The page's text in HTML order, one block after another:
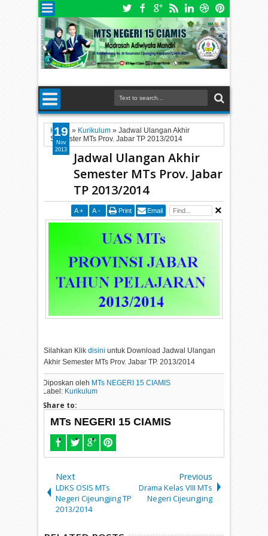
Home » Kurikulum »Jadwal Ulangan Akhir
Semester MTs Prov. Jabar TP 2013/2014
Jadwal Ulangan Akhir
Semester MTs Prov. Jabar
TP 2013/2014
A + A - Print Email
Silahkan Klikdisini untuk Download Jadwal Ulangan
Akhir Semester MTs Prov. Jabar TP. 2013/2014
19
Nov
2013
Diposkan oleh MTs NEGERI 15 CIAMIS
Label: Kurikulum
Share to:
MTs NEGERI 15 CIAMIS
Next
LDKS OSIS MTs
Negeri Cijeungjing TP
2013/2014
Previous
Drama Kelas VIII MTs
Negeri Cijeungjing